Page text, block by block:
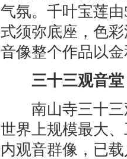
气氛。千叶宝莲
式须弥底座，色
音像整个作品以
三十三观音堂
南山寺三十三
世界上规模最大
内观音群像，已